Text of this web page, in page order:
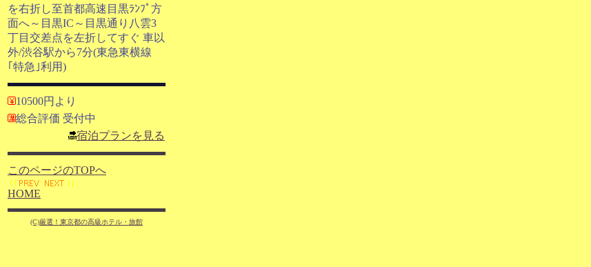
を右折し至首都高速目黒ﾗﾝﾌﾟ方
面へ～目黒IC～目黒通り八雲3
丁目交差点を左折してすぐ 車以
外/渋谷駅から7分(東急東横線
｢特急｣利用)
10500円より
総合評価 受付中
宿泊プランを見る
このページのTOPへ
HOME
(C)厳選！東京都の高級ホテル・旅館